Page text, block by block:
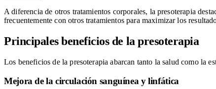
A diferencia de otros tratamientos corporales, la presoterapia
frecuentemente con otros tratamientos para maximizar los
Principales beneficios de la presoterapia
Los beneficios de la presoterapia abarcan tanto la salud como la
Mejora de la circulación sanguínea y linfática